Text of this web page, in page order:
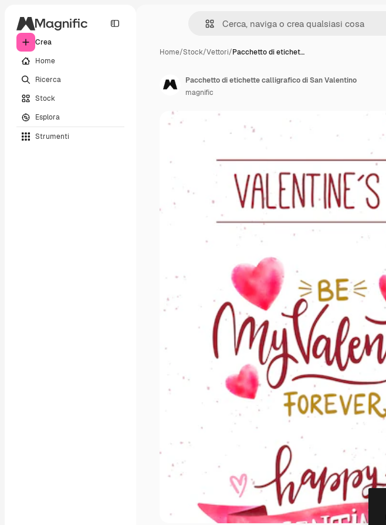
Crea
Home
Ricerca
Stock
Esplora
Strumenti
Home/Stock/Vettori/Pacchetto di etichet…
Pacchetto di etichette calligrafico di San Valentino
magnific